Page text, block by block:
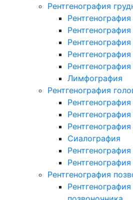
Рентгенография
Рентгенография
Лимфография
Рентгенография
Рентгенография
Сиалография
Рентгенография